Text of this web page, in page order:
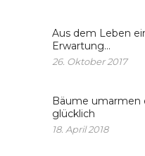
Aus dem Leben
Erwartung…
26. Oktober 2017
Bäume
glücklich
18. April 2018